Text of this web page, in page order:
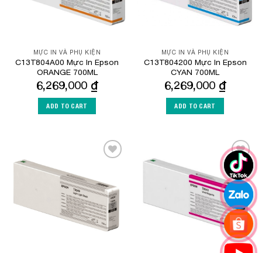
MỰC IN VÀ PHỤ KIỆN
C13T804A00 Mực In Epson
ORANGE 700ML
6,269,000 ₫
ADD TO CART
MỰC IN VÀ PHỤ KIỆN
C13T804200 Mực In Epson
CYAN 700ML
6,269,000 ₫
ADD TO CART
Add to
Wishlist